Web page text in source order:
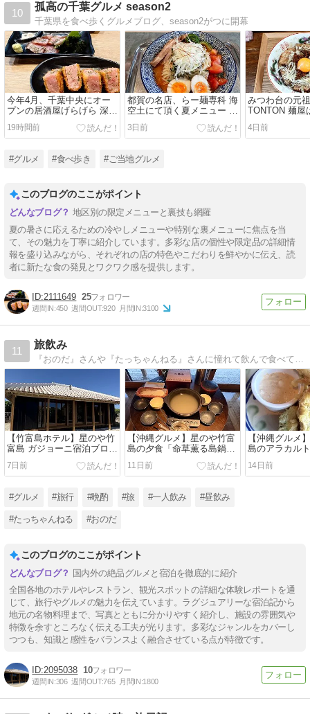
10
孤高の千葉グルメ season2
千葉県を食べ歩くグルメブログ、season2がつに開幕
今年4月、千葉中央にオー
プンの居酒屋げらげら 深夜
2時まで営業も嬉しいお気
に入り店
19時間前
都賀の名店、らー麺専科 海
空土にて頂く夏メニュー ウ
マ辛スープの冷やし味噌を
堪能
3日前
みつわ台の元
TONTON 麺
コラボメニュ
そば
4日前
#グルメ #食べ歩き #ご当地グルメ
このブログのここがポイント
地区別の限定メニューと裏技も網羅
夏の暑さに応えるための冷やしメニューや特別な裏メニューに焦点を当
て、その魅力を丁寧に紹介しています。多彩な店の個性や限定品の詳細情
報を盛り込みながら、それぞれの店の特色やこだわりを鮮やかに伝え、読
者に新たな食の発見とワクワク感を提供します。
2111649 25
週間IN:450 週間OUT:920 月間IN:3100
11
旅飲み
『おのだ』さんや『たっちゃんねる』さんに憧れて飲んで食べて旅をする
【竹富島ホテル】星のや竹
富島 ガジョーニ宿泊ブログ
｜開放感あふれる客室で過
ごす贅沢な竹富島ステイ
7日前
【沖縄グルメ】星のや竹富
島の夕食「命草薫る島鍋」
を客室で実食！贅沢な部屋
食
11日前
【沖縄グルメ
島のアラカル
14日前
#グルメ #旅行 #晩酌 #旅 #一人飲み #昼飲み
#たっちゃんねる #おのだ
このブログのここがポイント
国内外の絶品グルメと宿泊を徹底的に紹介
全国各地のホテルやレストラン、観光スポットの詳細な体験レポートを通
じて、旅行やグルメの魅力を伝えています。ラグジュアリーな宿泊記から
地元の名物料理まで、写真とともに分かりやすく紹介し、施設の雰囲気や
特徴を余すところなく伝える工夫が光ります。多彩なジャンルをカバーし
つつも、知識と感性をバランスよく融合させている点が特徴です。
2095038 10
週間IN:306 週間OUT:765 月間IN:1800